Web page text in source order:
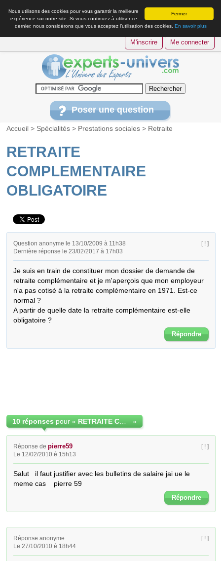
Fermer
Nous utilisons des cookies pour vous garantir la meilleure
expérience sur notre site. Si vous continuez à utiliser ce
dernier, nous considérons que vous acceptez l’utilisation des cookies. En savoir plus
M'inscrire Me connecter
Poser une question
Accueil > Spécialités > Prestations sociales > Retraite
RETRAITE
COMPLEMENTAIRE
OBLIGATOIRE
Question anonyme le 13/10/2009 à 11h38
Dernière réponse le 23/02/2017 à 17h03
[ ! ]
Je suis en train de constituer mon dossier de demande de
retraite complémentaire et je m'aperçois que mon employeur
n'a pas cotisé à la retraite complémentaire en 1971. Est-ce
normal ?
A partir de quelle date la retraite complémentaire est-elle
obligatoire ?
Répondre
10 réponses pour « »
Réponse depierre59
Le 12/02/2010 é 15h13
[ ! ]
Salut   il faut justifier avec les bulletins de salaire jai ue le
meme cas    pierre 59
Répondre
Réponse anonyme
Le 27/10/2010 é 18h44
[ ! ]